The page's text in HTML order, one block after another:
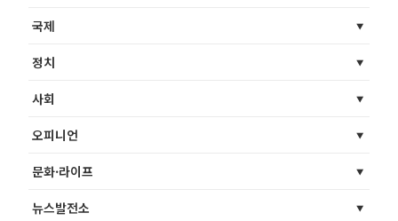
국제
정치
사회
오피니언
문화·라이프
뉴스발전소